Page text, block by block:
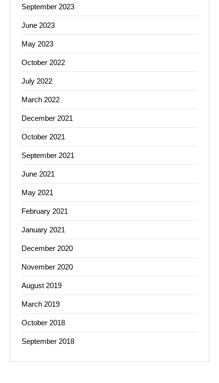
September 2023
June 2023
May 2023
October 2022
July 2022
March 2022
December 2021
October 2021
September 2021
June 2021
May 2021
February 2021
January 2021
December 2020
November 2020
August 2019
March 2019
October 2018
September 2018